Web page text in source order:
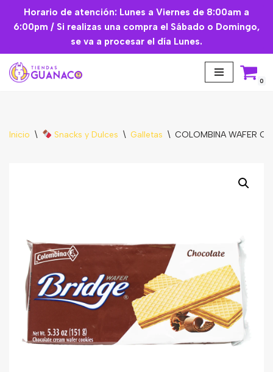
Saltar
contenido
Horario de atención: Lunes a Viernes de 8:00am a
6:00pm / Si realizas una compra el Sábado o Domingo,
se va a procesar el día Lunes.
0
Básicos de Cocina
Granos
Harinas
Edulcorante
Enlatados
Inicio \ Snacks y Dulces \ Galletas \ COLOMBINA WAFER